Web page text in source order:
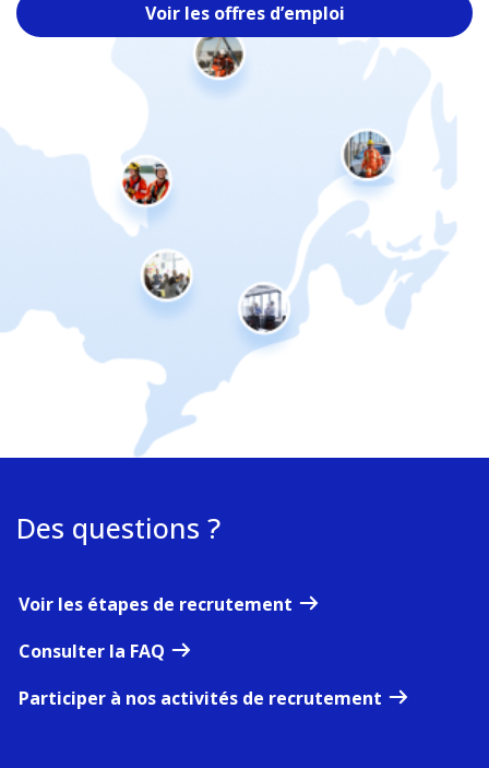
Voir les offres d’emploi
Des questions ?
Voir les étapes de recrutement
Consulter la FAQ
Participer à nos activités de recrutement